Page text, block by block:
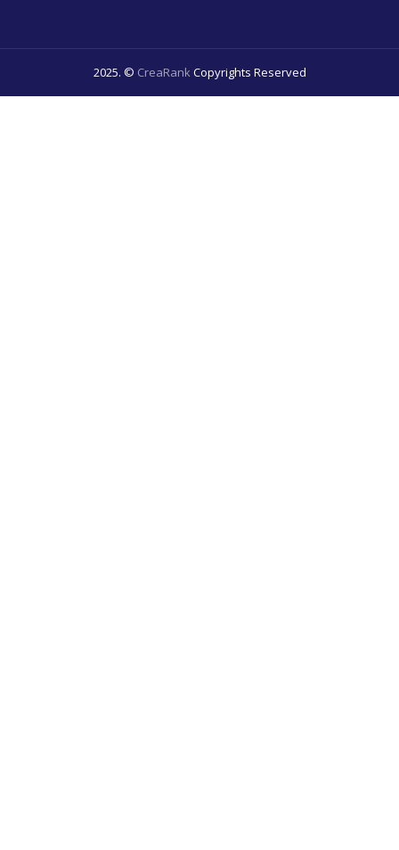
2025. © CreaRankCopyrights Reserved